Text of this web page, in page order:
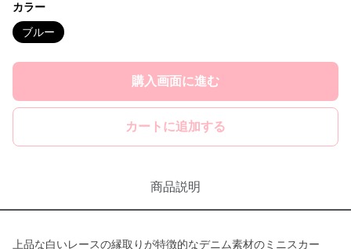
カラー
ブルー
購入画面に進む
カートに追加する
商品説明
上品な白いレースの縁取りが特徴的なデニム素材のミニスカー